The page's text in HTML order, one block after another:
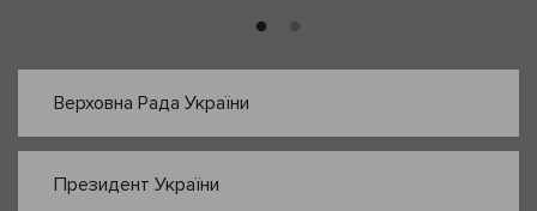
Верховна Рада України
Президент України